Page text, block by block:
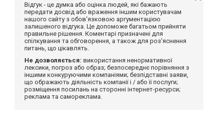
Відгук - це думка або оцінка людей, які бажають
передати досвід або враження іншим користувачам
нашого сайту з обов'язковою аргументацією
залишеного відгука. Це допоможе багатьом прийняти
правильне рішення. Коментарі призначені для
спілкування та обговорення, а також для роз'яснення
питань, що цікавлять.
Не дозволяється: використання ненормативної
лексики, погроз або образ; безпосереднє порівняння з
іншими конкуруючими компаніями; безпідставні заяви,
що ображають діяльність компанії і / або її послуги;
розміщення посилань на сторонні інтернет-ресурси;
реклама та самореклама.